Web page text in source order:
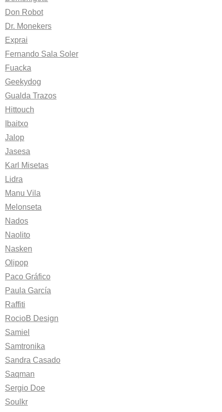
Don Robot
Dr. Monekers
Exprai
Fernando Sala Soler
Fuacka
Geekydog
Gualda Trazos
Hittouch
Ibaitxo
Jalop
Jasesa
Karl Misetas
Lidra
Manu Vila
Melonseta
Nados
Naolito
Nasken
Olipop
Paco Gráfico
Paula García
Raffiti
RocioB Design
Samiel
Samtronika
Sandra Casado
Saqman
Sergio Doe
Soulkr